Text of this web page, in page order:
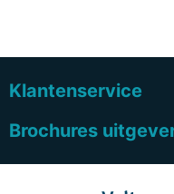
Klantenservice
Brochures